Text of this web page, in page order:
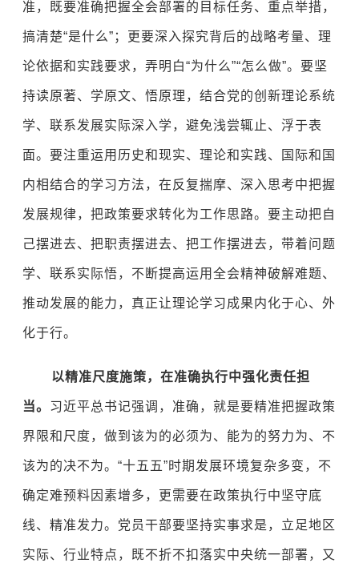
准，既要准确把握全会部署的目标任务、重点举措，
搞清楚“是什么”；更要深入探究背后的战略考量、理
论依据和实践要求，弄明白“为什么”“怎么做”。要坚
持读原著、学原文、悟原理，结合党的创新理论系统
学、联系发展实际深入学，避免浅尝辄止、浮于表
面。要注重运用历史和现实、理论和实践、国际和国
内相结合的学习方法，在反复揣摩、深入思考中把握
发展规律，把政策要求转化为工作思路。要主动把自
己摆进去、把职责摆进去、把工作摆进去，带着问题
学、联系实际悟，不断提高运用全会精神破解难题、
推动发展的能力，真正让理论学习成果内化于心、外
化于行。
以精准尺度施策，在准确执行中强化责任担
当。 习近平总书记强调，准确，就是要精准把握政策
界限和尺度，做到该为的必须为、能为的努力为、不
该为的决不为。“十五五”时期发展环境复杂多变，不
确定难预料因素增多，更需要在政策执行中坚守底
线、精准发力。党员干部要坚持实事求是，立足地区
实际、行业特点，既不折不扣落实中央统一部署，又